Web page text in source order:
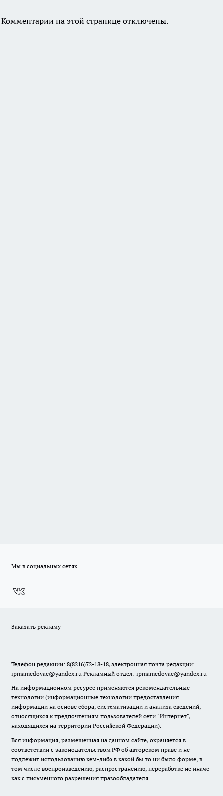
Комментарии на этой странице отключены.
Мы в социальных сетях
Заказать рекламу
Телефон редакции: 8(8216)72-18-18, электронная почта редакции:
ipmamedovae@yandex.ru Рекламный отдел: ipmamedovae@yandex.ru
На информационном ресурсе применяются рекомендательные
технологии (информационные технологии предоставления
информации на основе сбора, систематизации и анализа сведений,
относящихся к предпочтениям пользователей сети "Интернет",
находящихся на территории Российской Федерации).
Вся информация, размещенная на данном сайте, охраняется в
соответствии с законодательством РФ об авторском праве и не
подлежит использованию кем-либо в какой бы то ни было форме, в
том числе воспроизведению, распространению, переработке не иначе
как с письменного разрешения правообладателя.